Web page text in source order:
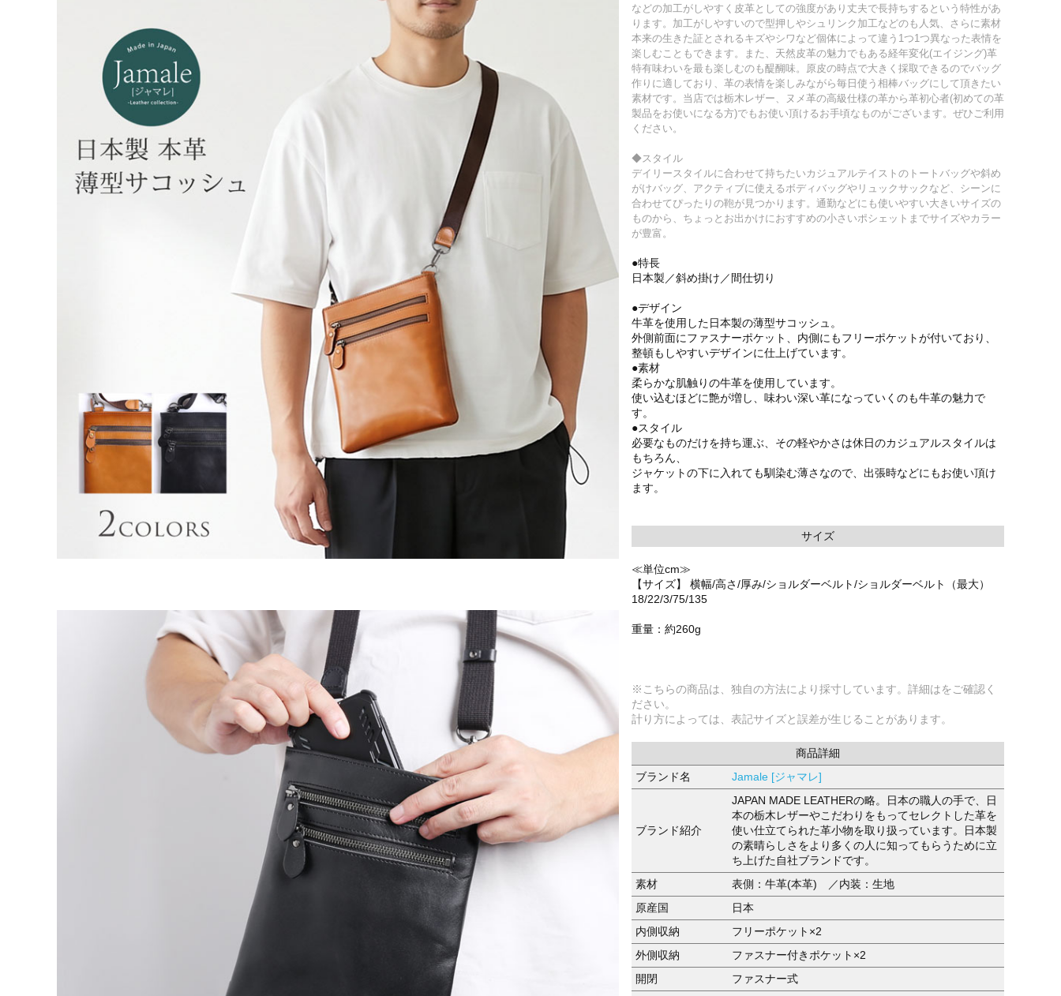
などの加工がしやすく皮革としての強度があり丈夫で長持ちするという特性があ
ります。加工がしやすいので型押しやシュリンク加工などのも人気、さらに素材
本来の生きた証とされるキズやシワなど個体によって違う1つ1つ異なった表情を
楽しむこともできます。また、天然皮革の魅力でもある経年変化(エイジング)革
特有味わいを最も楽しむのも醍醐味。原皮の時点で大きく採取できるのでバッグ
作りに適しており、革の表情を楽しみながら毎日使う相棒バッグにして頂きたい
素材です。当店では栃木レザー、ヌメ革の高級仕様の革から革初心者(初めての革
製品をお使いになる方)でもお使い頂けるお手頃なものがございます。ぜひご利用
ください。
◆スタイル
デイリースタイルに合わせて持ちたいカジュアルテイストのトートバッグや斜め
がけバッグ、アクティブに使えるボディバッグやリュックサックなど、シーンに
合わせてぴったりの鞄が見つかります。通勤などにも使いやすい大きいサイズの
ものから、ちょっとお出かけにおすすめの小さいポシェットまでサイズやカラー
が豊富。
●特長
日本製／斜め掛け／間仕切り
●デザイン
牛革を使用した日本製の薄型サコッシュ。
外側前面にファスナーポケット、内側にもフリーポケットが付いており、
整頓もしやすいデザインに仕上げています。
●素材
柔らかな肌触りの牛革を使用しています。
使い込むほどに艶が増し、味わい深い革になっていくのも牛革の魅力で
す。
●スタイル
必要なものだけを持ち運ぶ、その軽やかさは休日のカジュアルスタイルは
もちろん、
ジャケットの下に入れても馴染む薄さなので、出張時などにもお使い頂け
ます。
サイズ
≪単位cm≫
【サイズ】 横幅/高さ/厚み/ショルダーベルト/ショルダーベルト（最大）
18/22/3/75/135
重量：約260g
※こちらの商品は、独自の方法により採寸しています。詳細はをご確認く
ださい。
計り方によっては、表記サイズと誤差が生じることがあります。
商品詳細
ブランド名
Jamale [ジャマレ]
ブランド紹介
JAPAN MADE LEATHERの略。日本の職人の手で、日
本の栃木レザーやこだわりをもってセレクトした革を
使い仕立てられた革小物を取り扱っています。日本製
の素晴らしさをより多くの人に知ってもらうために立
ち上げた自社ブランドです。
素材
表側：牛革(本革) ／内装：生地
原産国
日本
内側収納
フリーポケット×2
外側収納
ファスナー付きポケット×2
開閉
ファスナー式